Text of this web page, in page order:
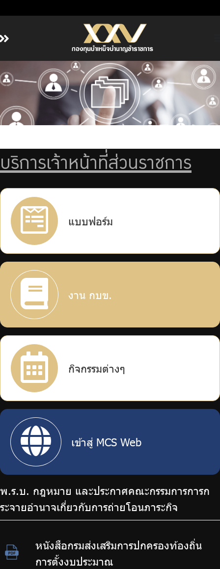
เกี่ยวกับ กบข.
ลงทุน
การบริหารความเสี่ยง
รายงานผลการดำเนินงาน
จัดซื้อจัดจ้าง
บริการเจ้าหน้าที่ส่วนราชการ
ไทย | Eng
บริการเจ้าหน้าที่ส่วนราชการ
แบบฟอร์ม
งาน กบข.
กิจกรรมต่างๆ
เข้าสู่ MCS Web
พ.ร.บ. กฎหมาย และประกาศคณะกรรมการการก
ระจายอำนาจเกี่ยวกับการถ่ายโอนภาระกิจ
หนังสือกรมส่งเสริมการปกครองท้องถิ่น
การตั้งงบประมาณ